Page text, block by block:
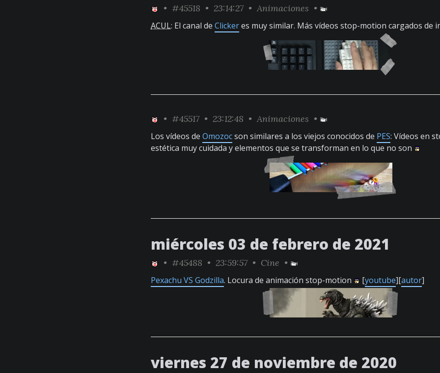
• #45518 • 23:14:27 • Animaciones •
ACUL: El canal de Clickeres muy similar. Más vídeos stop-motion cargados de
• #45517 • 23:12:48 • Animaciones •
Los vídeos de Omozocson similares a los viejos conocidos de PES: Vídeos en
estética muy cuidada y elementos que se transforman en lo que no son
miércoles 03 de febrero de 2021
• #45488 • 23:59:57 • Cine •
Pexachu VS Godzilla. Locura de animación stop-motion [youtube][autor]
viernes 27 de noviembre de 2020